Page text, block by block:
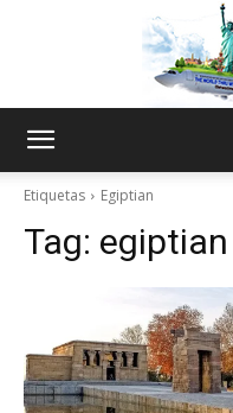
Etiquetas Egiptian
Tag: egiptian